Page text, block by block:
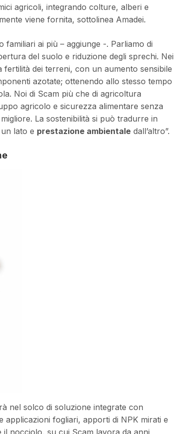
agricoli, integrando colture, alberi e
viene fornita, sottolinea Amadei.
familiari ai più – aggiunge -. Parliamo di
del suolo e riduzione degli sprechi. Nei
dei terreni, con un aumento sensibile
azotate; ottenendo allo stesso tempo
Noi di Scam più che di agricoltura
agricolo e sicurezza alimentare senza
La sostenibilità si può tradurre in
lato e prestazione ambientale dall’altro”.
nel solco di soluzione integrate con
fogliari, apporti di NPK mirati e
nocciolo, su cui Scam lavora da anni